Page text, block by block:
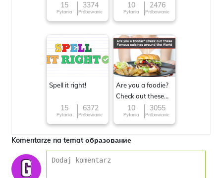
15
Pytania
3374
Próbowanie
10
Pytania
2476
Próbowanie
Spell it right!
15
Pytania
6372
Próbowanie
Are you a foodie?
Check out these
Famous cuisines
around the World
10
Pytania
3055
Próbowanie
Komentarze na temat образование